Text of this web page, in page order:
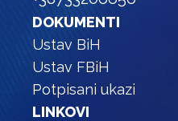
DOKUMENTI
Ustav BiH
Ustav FBiH
Potpisani ukazi
LINKOVI